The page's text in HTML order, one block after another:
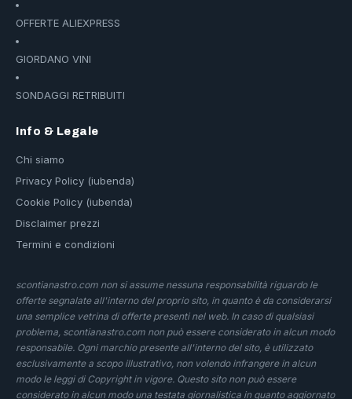
OFFERTE ALIEXPRESS
GIORDANO VINI
SONDAGGI RETRIBUITI
Info & Legale
Chi siamo
Privacy Policy (iubenda)
Cookie Policy (iubenda)
Disclaimer prezzi
Termini e condizioni
scontianastro.com non si assume nessuna responsabilità riguardo le
offerte segnalate all'interno del proprio sito, in quanto è da considerarsi
una semplice vetrina di offerte presenti nel web. In caso di qualsiasi
problema, scontianastro.com non può essere considerato in alcun modo
responsabile. Ogni marchio presente all'interno del sito, è utilizzato
esclusivamente a scopo illustrativo, non volendo infrangere in alcun
modo le leggi di Copyright in vigore. Questo sito non può essere
considerato in alcun modo una testata giornalistica in quanto aggiornato